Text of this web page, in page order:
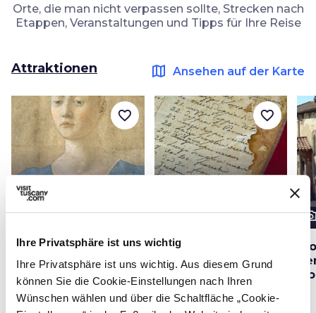
Ihre Privatsphäre ist uns wichtig
Ihre Privatsphäre ist uns wichtig. Aus diesem Grund
können Sie die Cookie-Einstellungen nach Ihren
Wünschen wählen und über die Schaltfläche „Cookie-
Orte, die man nicht verpassen sollte, Strecken nach
Etappen, Veranstaltungen und Tipps für Ihre Reise
Attraktionen map Ansehen auf der Karte
photo_camera Attraktionen
Stadtmuseen
Madonna del Parto
favorite_border
photo_camera Attraktionen
Waagenmuseum
favorite_border